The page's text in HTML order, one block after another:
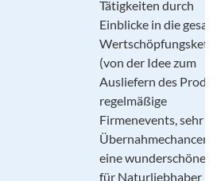
Tätigkeiten durch
Einblicke in die
(von der Idee zum
Ausliefern des
regelmäßige
Firmenevents, sehr
Übernahmechancen
eine wunderschöne
für Naturliebhaber